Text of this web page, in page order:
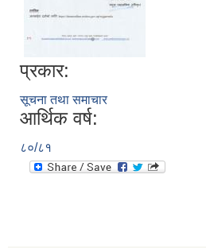
प्रकार:
सूचना तथा समाचार
आर्थिक वर्ष:
८०/८१